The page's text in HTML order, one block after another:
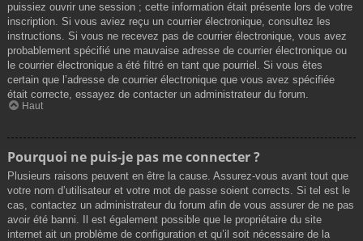
puissiez ouvrir une session ; cette information était présente lors de votre
inscription. Si vous aviez reçu un courrier électronique, consultez les
instructions. Si vous ne recevez pas de courrier électronique, vous avez
probablement spécifié une mauvaise adresse de courrier électronique ou
le courrier électronique a été filtré en tant que pourriel. Si vous êtes
certain que l’adresse de courrier électronique que vous avez spécifiée
était correcte, essayez de contacter un administrateur du forum.
Haut
Pourquoi ne puis-je pas me connecter ?
Plusieurs raisons peuvent en être la cause. Assurez-vous avant tout que
votre nom d’utilisateur et votre mot de passe soient corrects. Si tel est le
cas, contactez un administrateur du forum afin de vous assurer de ne pas
avoir été banni. Il est également possible que le propriétaire du site
internet ait un problème de configuration et qu’il soit nécessaire de la